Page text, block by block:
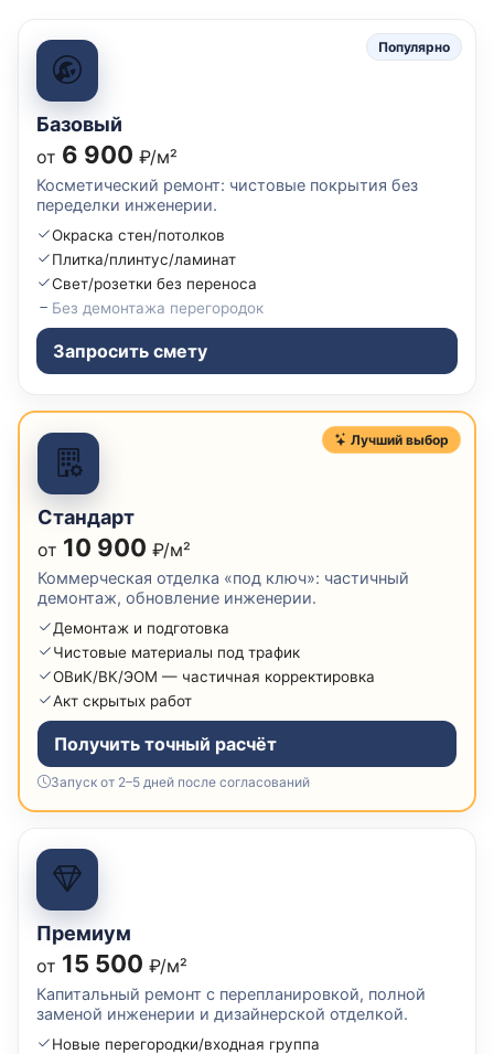
Популярно
Базовый
от 6 900 ₽/м²
Косметический ремонт: чистовые покрытия без
переделки инженерии.
Окраска стен/потолков
Плитка/плинтус/ламинат
Свет/розетки без переноса
Без демонтажа перегородок
Запросить смету
Лучший выбор
Стандарт
от 10 900 ₽/м²
Коммерческая отделка «под ключ»: частичный
демонтаж, обновление инженерии.
Демонтаж и подготовка
Чистовые материалы под трафик
ОВиК/ВК/ЭОМ — частичная корректировка
Акт скрытых работ
Получить точный расчёт
Запуск от 2–5 дней после согласований
Премиум
от 15 500 ₽/м²
Капитальный ремонт с перепланировкой, полной
заменой инженерии и дизайнерской отделкой.
Новые перегородки/входная группа